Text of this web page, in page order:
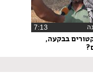
בבקעה,